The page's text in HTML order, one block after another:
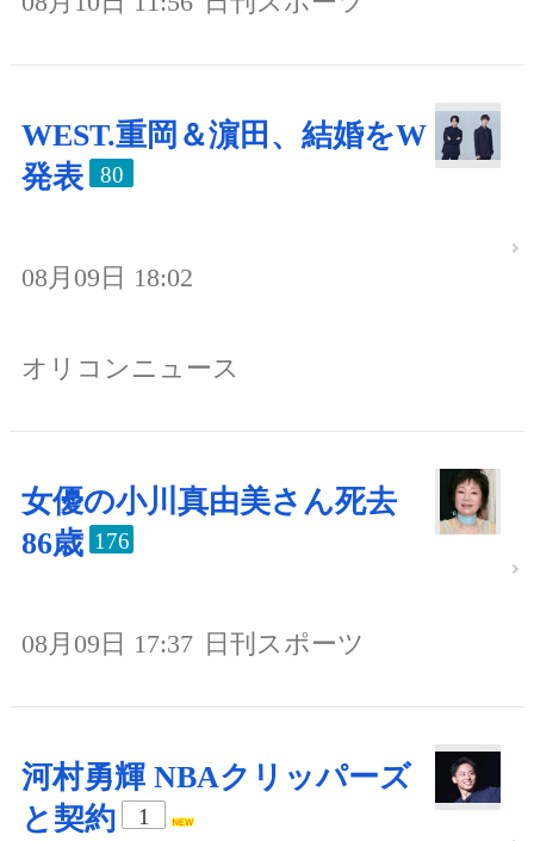
WEST.重岡＆濵田、結婚をW
発表
80
08月09日 18:02
オリコンニュース
女優の小川真由美さん死去
86歳 176
08月09日 17:37 日刊スポーツ
河村勇輝 NBAクリッパーズ
と契約
1